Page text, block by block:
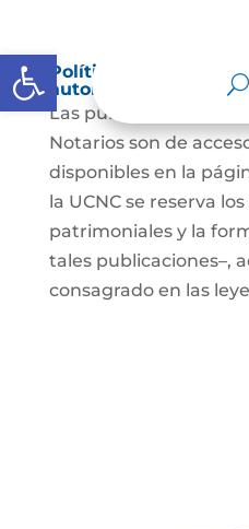
Abrir barra de herramientas
Política de derechos
autorización de uso
Las publicaciones de la
Notarios son de
disponibles en la
la UCNC se reserva
patrimoniales y la
tales publicaciones–,
consagrado en las